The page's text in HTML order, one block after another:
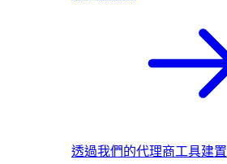
透過我們的代理商工具建置